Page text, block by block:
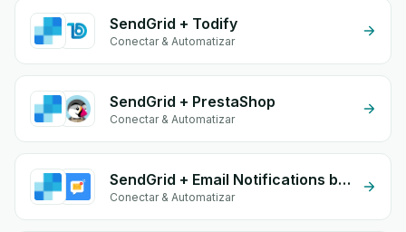
SendGrid + Todify
Conectar & Automatizar
SendGrid + PrestaShop
Conectar & Automatizar
SendGrid + Email Notifications by eGrow
Conectar & Automatizar